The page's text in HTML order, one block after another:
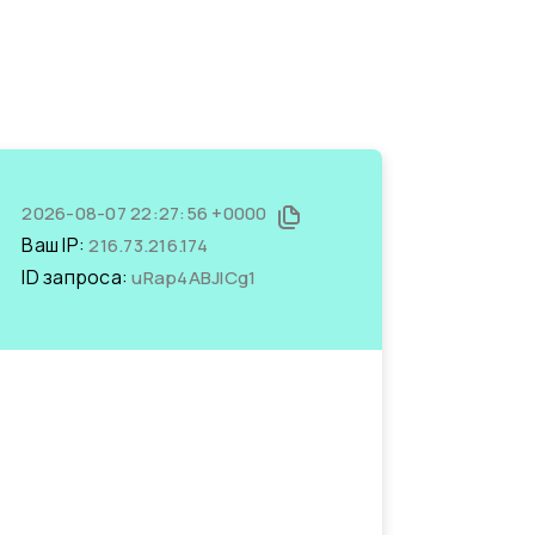
2026-08-07 22:27:56 +0000
Ваш IP:216.73.216.174
ID запроса:uRap4ABJlCg1